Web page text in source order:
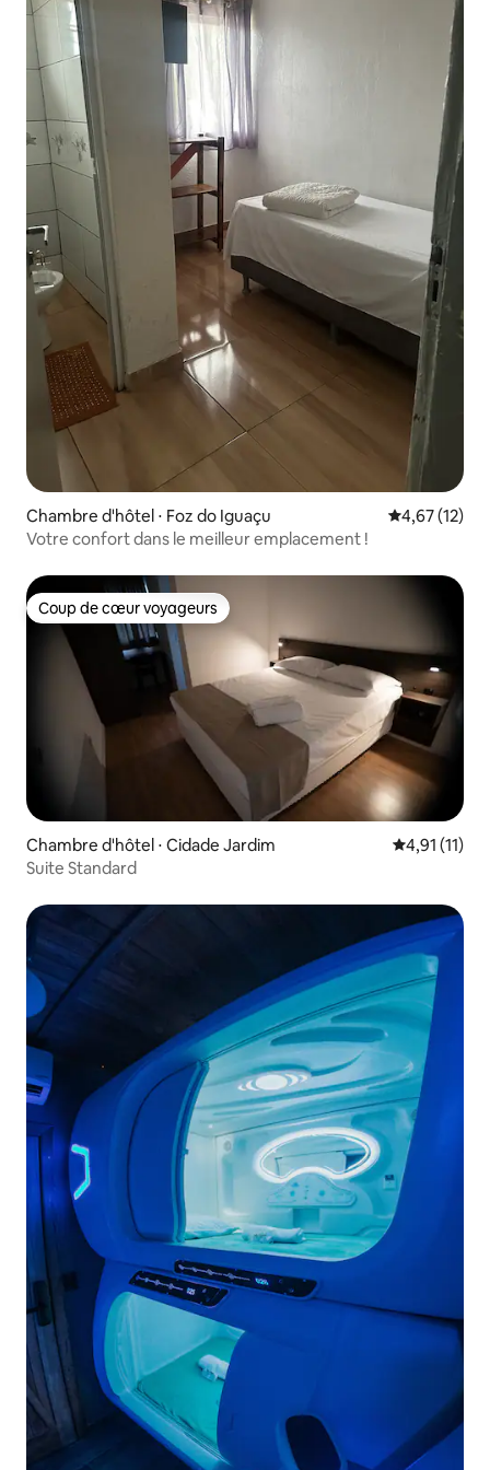
Chambre d'hôtel ⋅ Foz do Iguaçu Évaluation
4,67 (12)
Votre confort dans le meilleur emplacement !
Coup de cœur voyageurs
Coup de cœur voyageurs
Chambre d'hôtel ⋅ Cidade Jardim Évaluation
4,91 (11)
Suite Standard